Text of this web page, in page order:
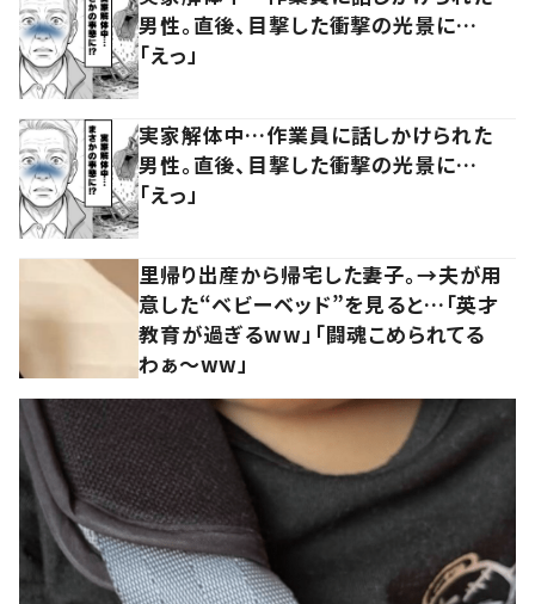
男性。直後、目撃した衝撃の光景に…
「えっ」
実家解体中…作業員に話しかけられた
男性。直後、目撃した衝撃の光景に…
「えっ」
里帰り出産から帰宅した妻子。→夫が用
意した“ベビーベッド”を見ると…「英才
教育が過ぎるww」「闘魂こめられてる
わぁ～ww」